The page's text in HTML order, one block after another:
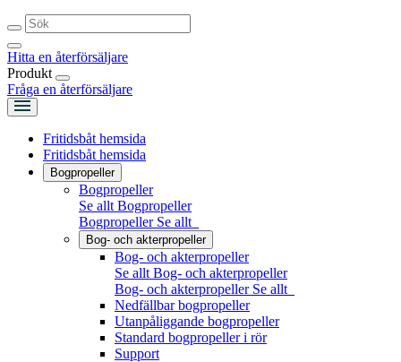
Hitta en återförsäljare
Produkt
Fråga en återförsäljare
Fritidsbåt hemsida
Fritidsbåt hemsida
Bogpropeller
Bogpropeller
Se allt Bogpropeller
Bogpropeller Se allt
Bog- och akterpropeller
Bog- och akterpropeller
Se allt Bog- och akterpropeller
Bog- och akterpropeller Se allt
Nedfällbar bogpropeller
Utanpåliggande bogpropeller
Standard bogpropeller i rör
Support